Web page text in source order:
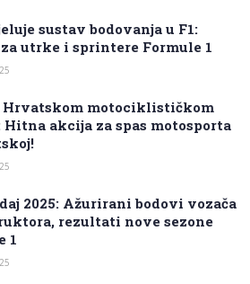
sustav bodovanja u F1:
utrke i sprintere Formule 1
Hrvatskom motociklističkom
Hitna akcija za spas motosporta
2025: Ažurirani bodovi vozača
rezultati nove sezone
1